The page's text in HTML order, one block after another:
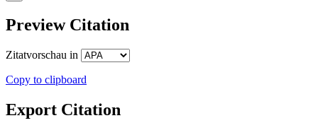
Preview Citation
Zitatvorschau in
Copy to clipboard
Export Citation